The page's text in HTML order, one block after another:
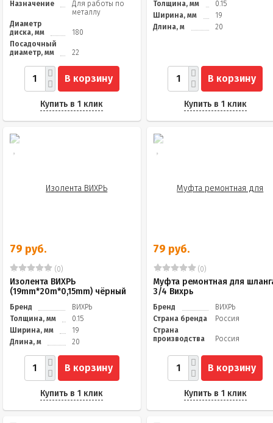
Назначение
Для работы по
металлу
Диаметр
диска, мм
180
Посадочный
диаметр, мм
22
В корзину
Купить в 1 клик
Толщина, мм
0.15
Ширина, мм
19
Длина, м
20
В корзину
Купить в 1 клик
79 руб.
(0)
Изолента ВИХРЬ
(19mm*20m*0,15mm) чёрный
Бренд
ВИХРЬ
Толщина, мм
0.15
Ширина, мм
19
Длина, м
20
В корзину
Купить в 1 клик
79 руб.
(0)
Муфта ремонтная для
3/4 Вихрь
Бренд
ВИХРЬ
Страна бренда
Россия
Страна
производства
Россия
В корзину
Купить в 1 клик